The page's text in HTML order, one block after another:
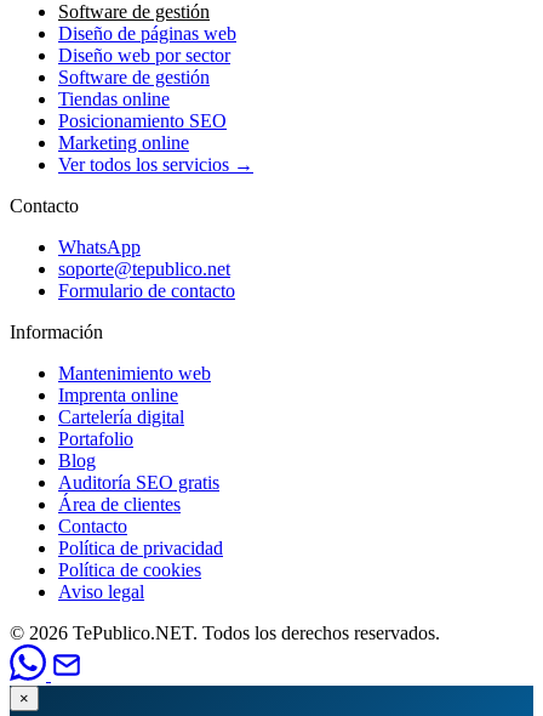
Software de gestión
Diseño de páginas web
Diseño web por sector
Software de gestión
Tiendas online
Posicionamiento SEO
Marketing online
Ver todos los servicios →
Contacto
WhatsApp
soporte@tepublico.net
Formulario de contacto
Información
Mantenimiento web
Imprenta online
Cartelería digital
Portafolio
Blog
Auditoría SEO gratis
Área de clientes
Contacto
Política de privacidad
Política de cookies
Aviso legal
© 2026 TePublico.NET. Todos los derechos reservados.
×